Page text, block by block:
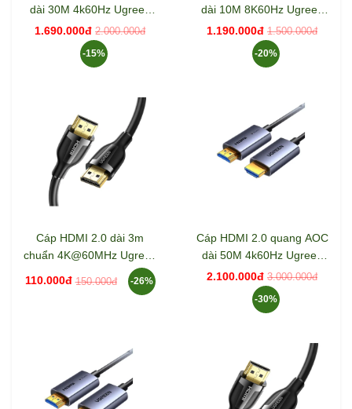
dài 30M 4k60Hz Ugreen
45507 HD178
1.690.000đ 2.000.000đ
-15%
dài 10M 8K60Hz Ugreen
55504 HD183
1.190.000đ 1.500.000đ
-20%
Cáp HDMI 2.0 dài 3m
chuẩn 4K@60MHz Ugreen
110.000đ 150.000đ -26%
Cáp HDMI 2.0 quang AOC
dài 50M 4k60Hz Ugreen
45509 HD178
2.100.000đ 3.000.000đ
-30%